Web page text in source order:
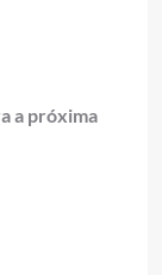
a próxima